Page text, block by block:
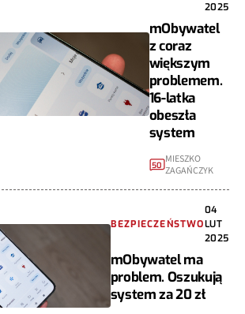
2025
mObywatel
z coraz
większym
problemem.
16-latka
obeszła
system
50 MIESZKO
ZAGAŃCZYK
BEZPIECZEŃSTWO
04
LUT
2025
mObywatel ma
problem. Oszukują
system za 20 zł